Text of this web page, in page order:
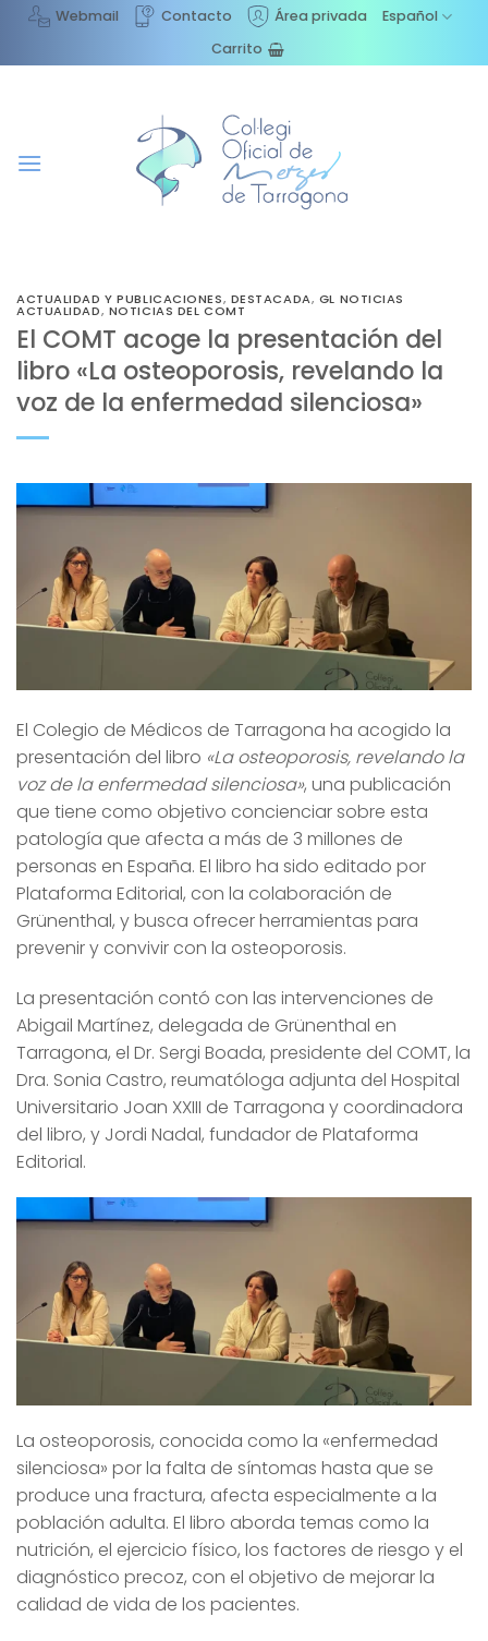
Saltar
contenido
Webmail Contacto Área privada
Español
Carrito
ACTUALIDAD Y PUBLICACIONES, DESTACADA, GL NOTICIAS
ACTUALIDAD, NOTICIAS DEL COMT
El COMT acoge la presentación del
libro «La osteoporosis, revelando la
voz de la enfermedad silenciosa»
El Colegio de Médicos de Tarragona ha acogido la
presentación del libro «La osteoporosis, revelando la
voz de la enfermedad silenciosa», una publicación
que tiene como objetivo concienciar sobre esta
patología que afecta a más de 3 millones de
personas en España. El libro ha sido editado por
Plataforma Editorial, con la colaboración de
Grünenthal, y busca ofrecer herramientas para
prevenir y convivir con la osteoporosis.
La presentación contó con las intervenciones de
Abigail Martínez, delegada de Grünenthal en
Tarragona, el Dr. Sergi Boada, presidente del COMT, la
Dra. Sonia Castro, reumatóloga adjunta del Hospital
Universitario Joan XXIII de Tarragona y coordinadora
del libro, y Jordi Nadal, fundador de Plataforma
Editorial.
La osteoporosis, conocida como la «enfermedad
silenciosa» por la falta de síntomas hasta que se
produce una fractura, afecta especialmente a la
población adulta. El libro aborda temas como la
nutrición, el ejercicio físico, los factores de riesgo y el
diagnóstico precoz, con el objetivo de mejorar la
calidad de vida de los pacientes.